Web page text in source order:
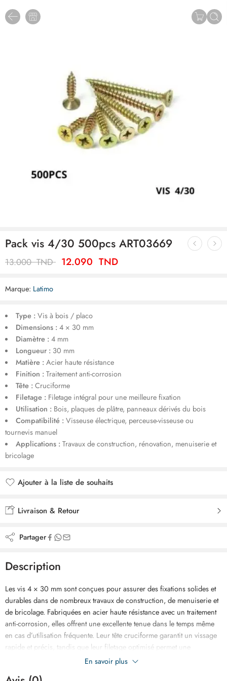
Pack vis 4/30 500pcs ART03669
13.000TND 12.090 TND
Marque: Latimo
Type :Vis à bois / placo
Dimensions :4 × 30 mm
Diamètre :4 mm
Longueur :30 mm
Matière :Acier haute résistance
Finition :Traitement anti-corrosion
Tête :Cruciforme
Filetage :Filetage intégral pour une meilleure fixation
Utilisation :Bois, plaques de plâtre, panneaux dérivés du bois
Compatibilité :Visseuse électrique, perceuse-visseuse ou
tournevis manuel
Applications :Travaux de construction, rénovation, menuiserie et
bricolage
Ajouter à la liste de souhaits
Livraison & Retour
Partager
Description
Les vis 4 × 30 mm sont conçues pour assurer des fixations solides et
durables dans de nombreux travaux de construction, de menuiserie et
de bricolage. Fabriquées en acier haute résistance avec un traitement
anti-corrosion, elles offrent une excellente tenue dans le temps même
en cas d’utilisation fréquente. Leur tête cruciforme garantit un vissage
rapide et précis, tandis que leur filetage optimisé permet une
pénétration efficace dans le bois, les panneaux dérivés et les plaques
En savoir plus